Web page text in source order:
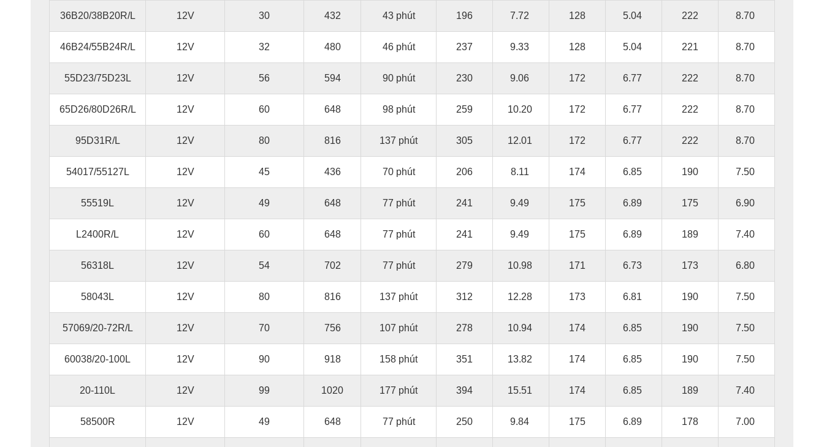
36B20/38B20R/L 12V 30 432 43 phút 196 7.72 128 5.04 222 8.70
46B24/55B24R/L 12V 32 480 46 phút 237 9.33 128 5.04 221 8.70
55D23/75D23L 12V 56 594 90 phút 230 9.06 172 6.77 222 8.70
65D26/80D26R/L 12V 60 648 98 phút 259 10.20 172 6.77 222 8.70
95D31R/L 12V 80 816 137 phút 305 12.01 172 6.77 222 8.70
54017/55127L 12V 45 436 70 phút 206 8.11 174 6.85 190 7.50
55519L 12V 49 648 77 phút 241 9.49 175 6.89 175 6.90
L2400R/L 12V 60 648 77 phút 241 9.49 175 6.89 189 7.40
56318L 12V 54 702 77 phút 279 10.98 171 6.73 173 6.80
58043L 12V 80 816 137 phút 312 12.28 173 6.81 190 7.50
57069/20-72R/L 12V 70 756 107 phút 278 10.94 174 6.85 190 7.50
60038/20-100L 12V 90 918 158 phút 351 13.82 174 6.85 190 7.50
20-110L 12V 99 1020 177 phút 394 15.51 174 6.85 189 7.40
58500R 12V 49 648 77 phút 250 9.84 175 6.89 178 7.00